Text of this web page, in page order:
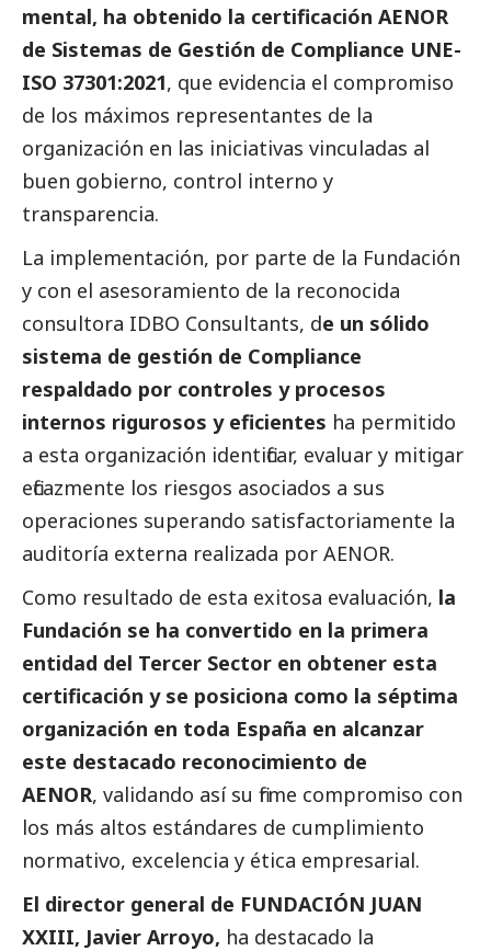
mental, ha obtenido la certificación AENOR
de Sistemas de Gestión de Compliance UNE-
ISO 37301:2021, que evidencia el compromiso
de los máximos representantes de la
organización en las iniciativas vinculadas al
buen gobierno, control interno y
transparencia.
La implementación, por parte de la Fundación
y con el asesoramiento de la reconocida
consultora IDBO Consultants, de un sólido
sistema de gestión de Compliance
respaldado por controles y procesos
internos rigurosos y eficientes ha permitido
a esta organización identificar, evaluar y mitigar
eficazmente los riesgos asociados a sus
operaciones superando satisfactoriamente la
auditoría externa realizada por AENOR.
Como resultado de esta exitosa evaluación, la
Fundación se ha convertido en la primera
entidad del Tercer Sector en obtener esta
certificación y se posiciona como la séptima
organización en toda España en alcanzar
este destacado reconocimiento de
AENOR, validando así su firme compromiso con
los más altos estándares de cumplimiento
normativo, excelencia y ética empresarial.
El director general de FUNDACIÓN JUAN
XXIII, Javier Arroyo, ha destacado la